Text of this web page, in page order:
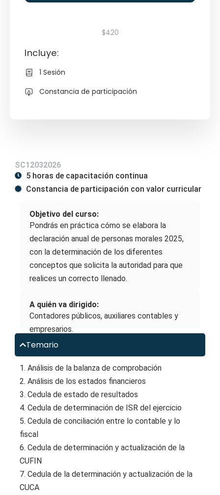
SC12032026
5 horas de capacitación continua
Constancia de participación con valor curricular
Objetivo del curso:
Pondrás en práctica cómo se elabora la
declaración anual de personas morales 2025,
con la determinación de los diferentes
conceptos que solicita la autoridad para que
realices un correcto llenado.
A quién va dirigido:
Contadores públicos, auxiliares contables y
empresarios.
Temario
1. Análisis de la balanza de comprobación
2. Análisis de los estados financieros
3. Cedula de estado de resultados
4. Cedula de determinación de ISR del ejercicio
5. Cedula de conciliación entre lo contable y lo
fiscal
6. Cedula de determinación y actualización de la
CUFIN
7. Cedula de la determinación y actualización de la
CUCA
$420
Incluye:
1 Sesión
Constancia de participación